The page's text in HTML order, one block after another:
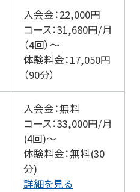
入会金：22,000円
コース：31,680円/月
（4回）～
体験料金：17,050円
（90分）
入会金：無料
コース：33,000円/月
(4回)～
体験料金：無料(30
分)
詳細を見る